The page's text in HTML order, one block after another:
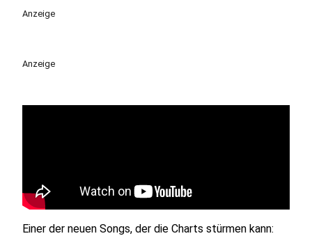
Anzeige
Anzeige
Einer der neuen Songs, der die Charts stürmen kann: